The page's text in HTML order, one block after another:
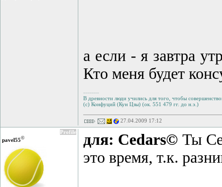
а если - я завтра
Кто меня будет
--------
В древности люди учились для того, чтобы
(с) Конфуций (Кун Цзы) (ок. 551 479 гг. до н.э.)
27.04.2009 17:12
Profile
pavel55© для: Cedars© Ты
это время, т.к.